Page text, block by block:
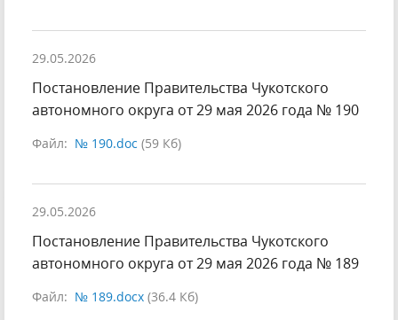
29.05.2026
Постановление Правительства Чукотского
автономного округа от 29 мая 2026 года № 190
Файл: № 190.doc (59 Кб)
29.05.2026
Постановление Правительства Чукотского
автономного округа от 29 мая 2026 года № 189
Файл: № 189.docx (36.4 Кб)